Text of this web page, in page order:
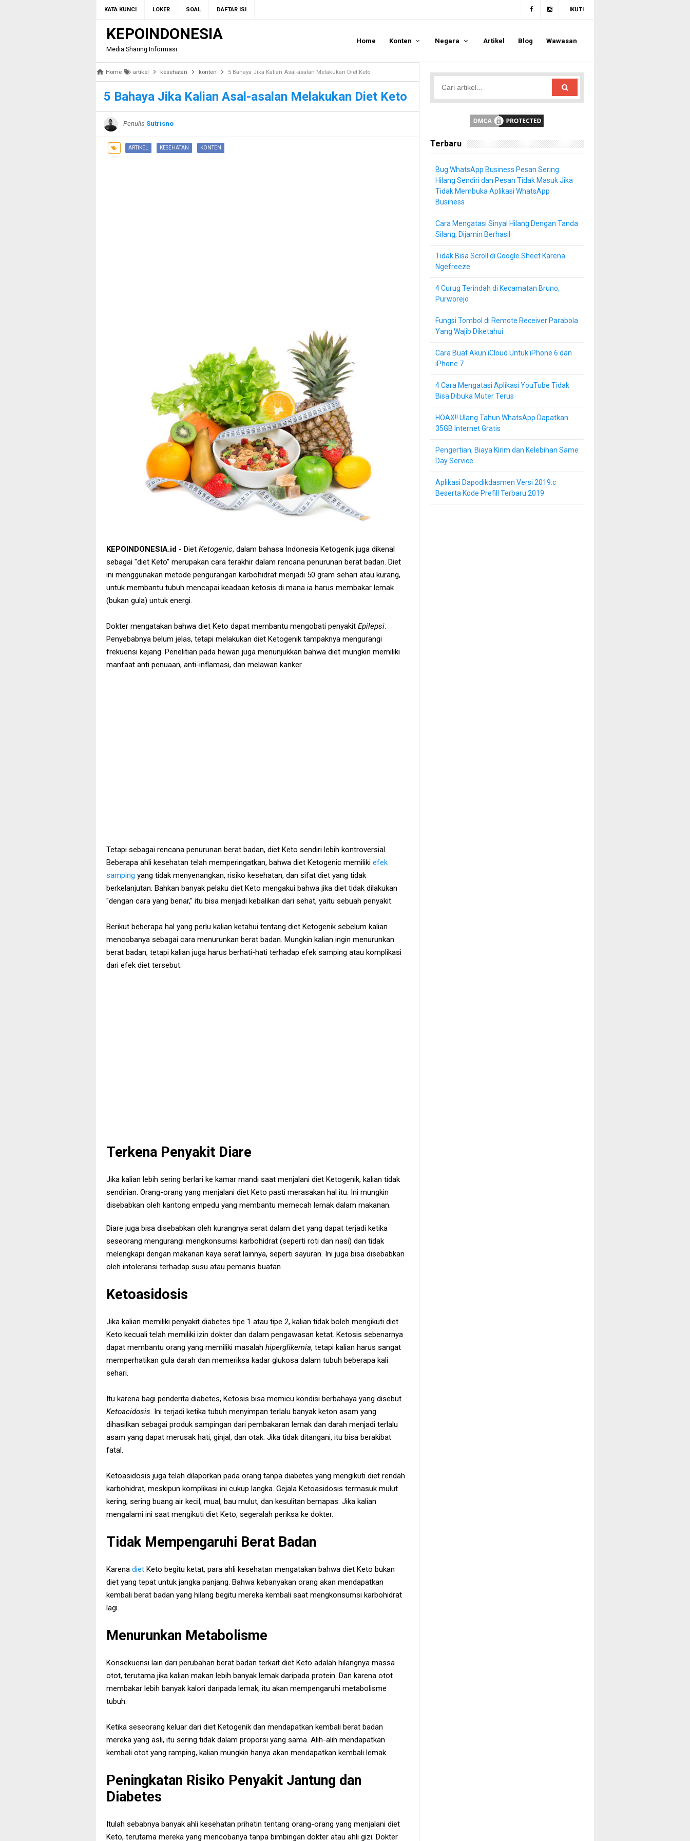
KATA KUNCI LOKER SOAL DAFTAR ISI IKUTI
KEPOINDONESIA
Media Sharing Informasi
Home Konten Negara Artikel Blog Wawasan
Home artikel kesehatan konten 5 Bahaya Jika Kalian Asal-asalan Melakukan Diet Keto
5 Bahaya Jika Kalian Asal-asalan Melakukan Diet Keto
Penulis Sutrisno
ARTIKEL KESEHATAN KONTEN
KEPOINDONESIA.id - Diet Ketogenic, dalam bahasa Indonesia Ketogenik juga dikenal
sebagai "diet Keto" merupakan cara terakhir dalam rencana penurunan berat badan. Diet
ini menggunakan metode pengurangan karbohidrat menjadi 50 gram sehari atau kurang,
untuk membantu tubuh mencapai keadaan ketosis di mana ia harus membakar lemak
(bukan gula) untuk energi.
Dokter mengatakan bahwa diet Keto dapat membantu mengobati penyakit Epilepsi.
Penyebabnya belum jelas, tetapi melakukan diet Ketogenik tampaknya mengurangi
frekuensi kejang. Penelitian pada hewan juga menunjukkan bahwa diet mungkin memiliki
manfaat anti penuaan, anti-inflamasi, dan melawan kanker.
Tetapi sebagai rencana penurunan berat badan, diet Keto sendiri lebih kontroversial.
Beberapa ahli kesehatan telah memperingatkan, bahwa diet Ketogenic memiliki efek
samping yang tidak menyenangkan, risiko kesehatan, dan sifat diet yang tidak
berkelanjutan. Bahkan banyak pelaku diet Keto mengakui bahwa jika diet tidak dilakukan
"dengan cara yang benar," itu bisa menjadi kebalikan dari sehat, yaitu sebuah penyakit.
Berikut beberapa hal yang perlu kalian ketahui tentang diet Ketogenik sebelum kalian
mencobanya sebagai cara menurunkan berat badan. Mungkin kalian ingin menurunkan
berat badan, tetapi kalian juga harus berhati-hati terhadap efek samping atau komplikasi
dari efek diet tersebut.
Terkena Penyakit Diare
Jika kalian lebih sering berlari ke kamar mandi saat menjalani diet Ketogenik, kalian tidak
sendirian. Orang-orang yang menjalani diet Keto pasti merasakan hal itu. Ini mungkin
disebabkan oleh kantong empedu yang membantu memecah lemak dalam makanan.
Diare juga bisa disebabkan oleh kurangnya serat dalam diet yang dapat terjadi ketika
seseorang mengurangi mengkonsumsi karbohidrat (seperti roti dan nasi) dan tidak
melengkapi dengan makanan kaya serat lainnya, seperti sayuran. Ini juga bisa disebabkan
oleh intoleransi terhadap susu atau pemanis buatan.
Ketoasidosis
Jika kalian memiliki penyakit diabetes tipe 1 atau tipe 2, kalian tidak boleh mengikuti diet
Keto kecuali telah memiliki izin dokter dan dalam pengawasan ketat. Ketosis sebenarnya
dapat membantu orang yang memiliki masalah hiperglikemia, tetapi kalian harus sangat
memperhatikan gula darah dan memeriksa kadar glukosa dalam tubuh beberapa kali
sehari.
Itu karena bagi penderita diabetes, Ketosis bisa memicu kondisi berbahaya yang disebut
Ketoacidosis. Ini terjadi ketika tubuh menyimpan terlalu banyak keton asam yang
dihasilkan sebagai produk sampingan dari pembakaran lemak dan darah menjadi terlalu
asam yang dapat merusak hati, ginjal, dan otak. Jika tidak ditangani, itu bisa berakibat
fatal.
Ketoasidosis juga telah dilaporkan pada orang tanpa diabetes yang mengikuti diet rendah
karbohidrat, meskipun komplikasi ini cukup langka. Gejala Ketoasidosis termasuk mulut
kering, sering buang air kecil, mual, bau mulut, dan kesulitan bernapas. Jika kalian
mengalami ini saat mengikuti diet Keto, segeralah periksa ke dokter.
Tidak Mempengaruhi Berat Badan
Karena diet Keto begitu ketat, para ahli kesehatan mengatakan bahwa diet Keto bukan
diet yang tepat untuk jangka panjang. Bahwa kebanyakan orang akan mendapatkan
kembali berat badan yang hilang begitu mereka kembali saat mengkonsumsi karbohidrat
lagi.
Menurunkan Metabolisme
Konsekuensi lain dari perubahan berat badan terkait diet Keto adalah hilangnya massa
otot, terutama jika kalian makan lebih banyak lemak daripada protein. Dan karena otot
membakar lebih banyak kalori daripada lemak, itu akan mempengaruhi metabolisme
tubuh.
Ketika seseorang keluar dari diet Ketogenik dan mendapatkan kembali berat badan
mereka yang asli, itu sering tidak dalam proporsi yang sama. Alih-alih mendapatkan
kembali otot yang ramping, kalian mungkin hanya akan mendapatkan kembali lemak.
Peningkatan Risiko Penyakit Jantung dan
Diabetes
Itulah sebabnya banyak ahli kesehatan prihatin tentang orang-orang yang menjalani diet
Keto, terutama mereka yang mencobanya tanpa bimbingan dokter atau ahli gizi. Dokter
Terbaru
Bug WhatsApp Business Pesan Sering
Hilang Sendiri dan Pesan Tidak Masuk Jika
Tidak Membuka Aplikasi WhatsApp
Business
Cara Mengatasi Sinyal Hilang Dengan Tanda
Silang, Dijamin Berhasil
Tidak Bisa Scroll di Google Sheet Karena
Ngefreeze
4 Curug Terindah di Kecamatan Bruno,
Purworejo
Fungsi Tombol di Remote Receiver Parabola
Yang Wajib Diketahui
Cara Buat Akun iCloud Untuk iPhone 6 dan
iPhone 7
4 Cara Mengatasi Aplikasi YouTube Tidak
Bisa Dibuka Muter Terus
HOAX!! Ulang Tahun WhatsApp Dapatkan
35GB Internet Gratis
Pengertian, Biaya Kirim dan Kelebihan Same
Day Service
Aplikasi Dapodikdasmen Versi 2019.c
Beserta Kode Prefill Terbaru 2019